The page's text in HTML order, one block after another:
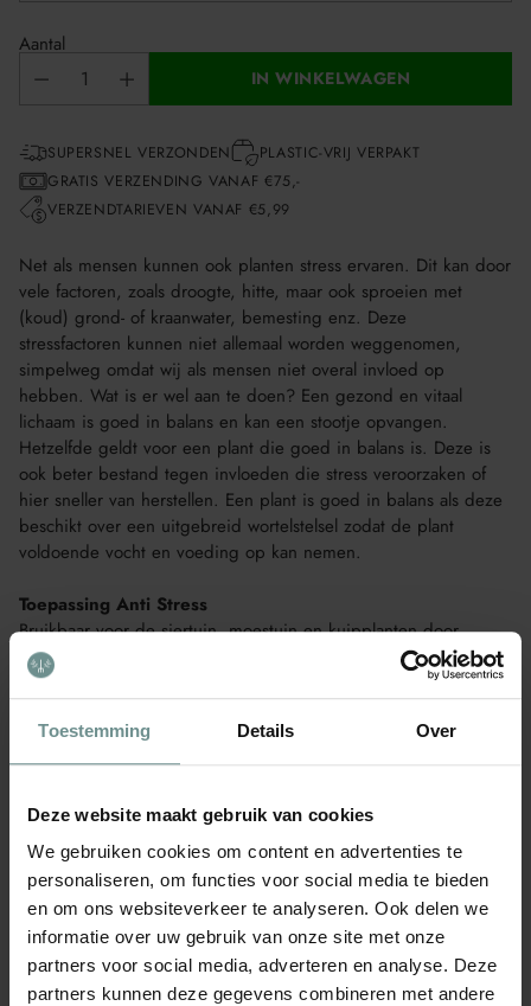
Toestemming Details Over
Deze website maakt gebruik van cookies
We gebruiken cookies om content en advertenties te
personaliseren, om functies voor social media te bieden
en om ons websiteverkeer te analyseren. Ook delen we
informatie over uw gebruik van onze site met onze
partners voor social media, adverteren en analyse. Deze
partners kunnen deze gegevens combineren met andere
Aantal
IN WINKELWAGEN
SUPERSNEL VERZONDEN
PLASTIC-VRIJ VERPAKT
GRATIS VERZENDING VANAF €75,-
VERZENDTARIEVEN VANAF €5,99
Net als mensen kunnen ook planten stress ervaren. Dit kan door
vele factoren, zoals droogte, hitte, maar ook sproeien met
(koud) grond- of kraanwater, bemesting enz. Deze
stressfactoren kunnen niet allemaal worden weggenomen,
simpelweg omdat wij als mensen niet overal invloed op
hebben. Wat is er wel aan te doen? Een gezond en vitaal
lichaam is goed in balans en kan een stootje opvangen.
Hetzelfde geldt voor een plant die goed in balans is. Deze is
ook beter bestand tegen invloeden die stress veroorzaken of
hier sneller van herstellen. Een plant is goed in balans als deze
beschikt over een uitgebreid wortelstelsel zodat de plant
voldoende vocht en voeding op kan nemen.
Toepassing Anti Stress
Bruikbaar voor de siertuin, moestuin en kuipplanten door
middel van aangieten of spuiten, waarbij dit laatste de voorkeur
heeft. Eetbare gewassen kunnen na 2 tot 3 dagen
m2).
Aangieten: 20 ml Pireco oplossen in 1 liter water (goed voor 5
m2).
Veilig voor mens, dier en bijen
Pireco Anti Stress bestaat uit een specifiek werkend, natuurlijk
kruidenmengsel en is veilig voor mens, dier en bijen. Het
middel wordt opgenomen door de bladeren van de plant.